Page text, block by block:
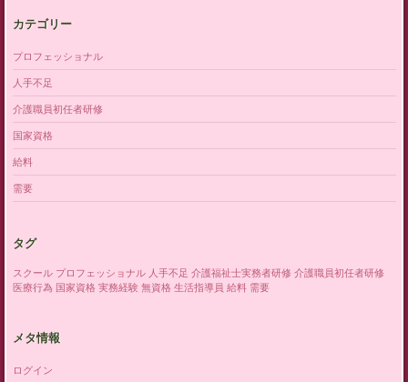
カテゴリー
プロフェッショナル
人手不足
介護職員初任者研修
国家資格
給料
需要
タグ
スクール プロフェッショナル 人手不足 介護福祉士実務者研修 介護職員初任者研修
医療行為 国家資格 実務経験 無資格 生活指導員 給料 需要
メタ情報
ログイン